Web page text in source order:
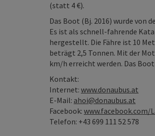
(statt 4 €).
Das Boot (Bj. 2016) wurde von
Es ist als schnell-fahrende
hergestellt. Die Fähre ist 10
beträgt 2,5 Tonnen. Mit der
km/h erreicht werden. Das
Kontakt:
Internet: www.donaubus.at
E-Mail: ahoi@donaubus.at
Facebook: www.facebook.com/
Telefon: +43 699 111 52 578